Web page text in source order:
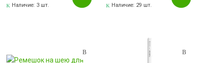
Наличие: 3 шт. Наличие: 29 шт.